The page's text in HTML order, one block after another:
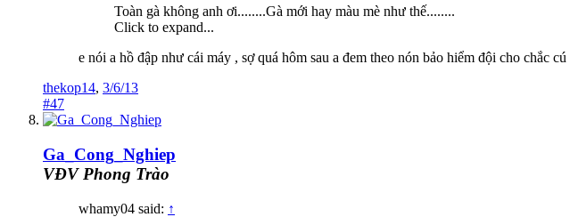
Toàn gà không anh ơi........Gà mới hay màu mè như thế........
Click to expand...
e nói a hồ đập như cái máy , sợ quá hôm sau a đem theo nón bảo hiểm đội cho chắc cú
thekop14, 3/6/13
#47
Ga_Cong_Nghiep
VĐV Phong Trào
whamy04 said: ↑